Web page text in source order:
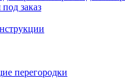
заказ
перегородки